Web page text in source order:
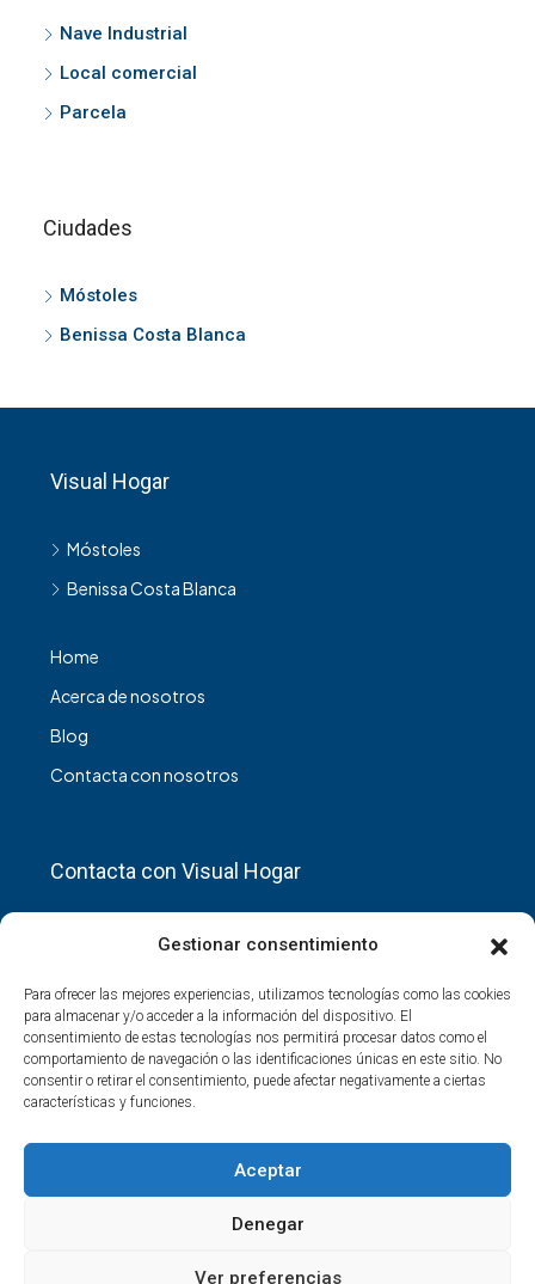
Gestionar consentimiento
Para ofrecer las mejores experiencias, utilizamos tecnologías como las cookies
para almacenar y/o acceder a la información del dispositivo. El
consentimiento de estas tecnologías nos permitirá procesar datos como el
comportamiento de navegación o las identificaciones únicas en este sitio. No
consentir o retirar el consentimiento, puede afectar negativamente a ciertas
características y funciones.
Aceptar
Denegar
Ver preferencias
Nave Industrial
Local comercial
Parcela
Ciudades
Móstoles
Benissa Costa Blanca
Visual Hogar
Móstoles
Benissa Costa Blanca
Home
Acerca de nosotros
Blog
Contacta con nosotros
Contacta con Visual Hogar